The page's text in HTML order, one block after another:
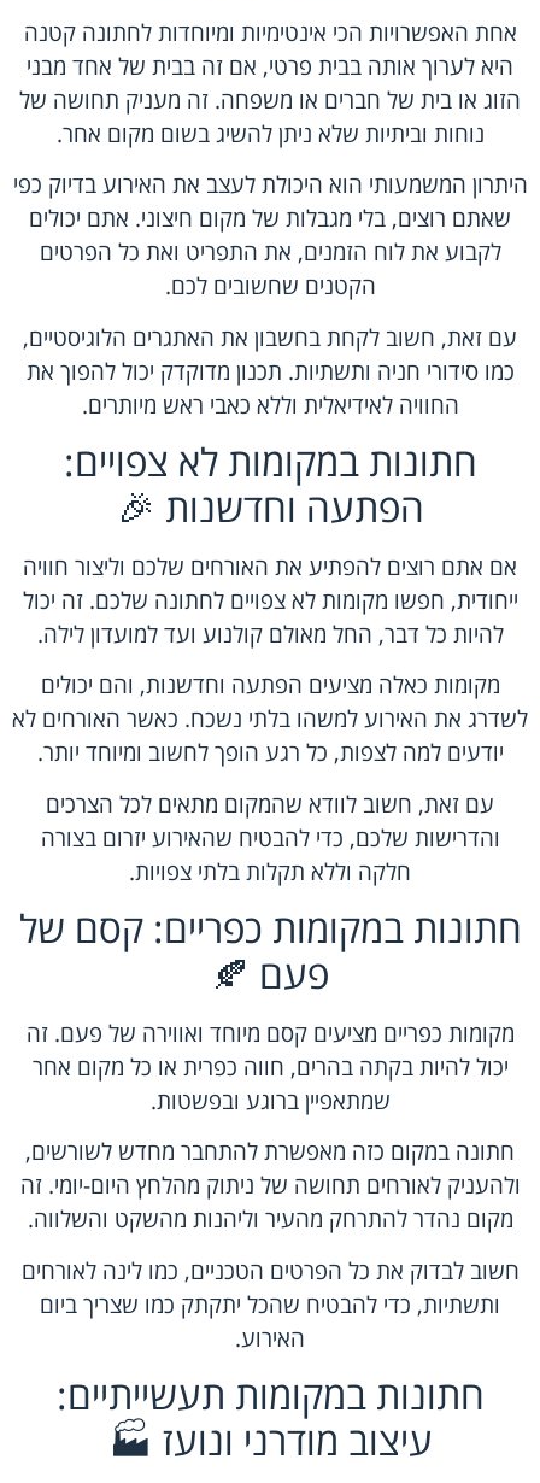
אחת האפשרויות הכי אינטימיות ומיוחדות לחתונה קטנה
היא לערוך אותה בבית פרטי, אם זה בבית של אחד מבני
הזוג או בית של חברים או משפחה. זה מעניק תחושה של
נוחות וביתיות שלא ניתן להשיג בשום מקום אחר.
היתרון המשמעותי הוא היכולת לעצב את האירוע בדיוק כפי
שאתם רוצים, בלי מגבלות של מקום חיצוני. אתם יכולים
לקבוע את לוח הזמנים, את התפריט ואת כל הפרטים
הקטנים שחשובים לכם.
עם זאת, חשוב לקחת בחשבון את האתגרים הלוגיסטיים,
כמו סידורי חניה ותשתיות. תכנון מדוקדק יכול להפוך את
החוויה לאידיאלית וללא כאבי ראש מיותרים.
חתונות במקומות לא צפויים:
הפתעה וחדשנות 🎉
אם אתם רוצים להפתיע את האורחים שלכם וליצור חוויה
ייחודית, חפשו מקומות לא צפויים לחתונה שלכם. זה יכול
להיות כל דבר, החל מאולם קולנוע ועד למועדון לילה.
מקומות כאלה מציעים הפתעה וחדשנות, והם יכולים
לשדרג את האירוע למשהו בלתי נשכח. כאשר האורחים לא
יודעים למה לצפות, כל רגע הופך לחשוב ומיוחד יותר.
עם זאת, חשוב לוודא שהמקום מתאים לכל הצרכים
והדרישות שלכם, כדי להבטיח שהאירוע יזרום בצורה
חלקה וללא תקלות בלתי צפויות.
חתונות במקומות כפריים: קסם של
פעם 🍂
מקומות כפריים מציעים קסם מיוחד ואווירה של פעם. זה
יכול להיות בקתה בהרים, חווה כפרית או כל מקום אחר
שמתאפיין ברוגע ובפשטות.
חתונה במקום כזה מאפשרת להתחבר מחדש לשורשים,
ולהעניק לאורחים תחושה של ניתוק מהלחץ היום-יומי. זה
מקום נהדר להתרחק מהעיר וליהנות מהשקט והשלווה.
חשוב לבדוק את כל הפרטים הטכניים, כמו לינה לאורחים
ותשתיות, כדי להבטיח שהכל יתקתק כמו שצריך ביום
האירוע.
חתונות במקומות תעשייתיים:
עיצוב מודרני ונועז 🏭